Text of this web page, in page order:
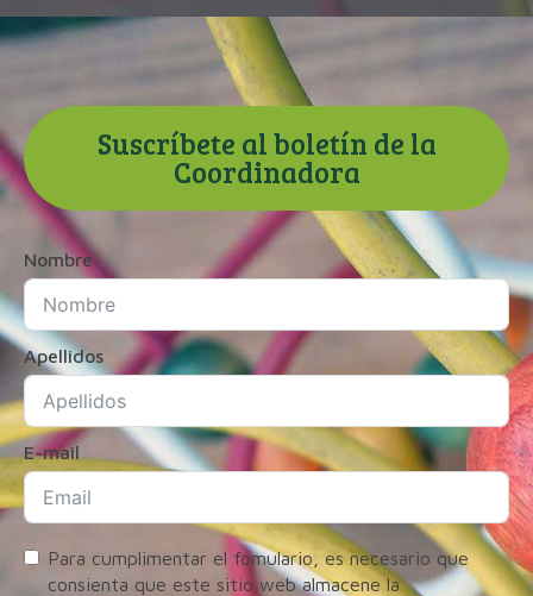
Suscríbete al boletín de la
Coordinadora
Nombre
Apellidos
E-mail
Para cumplimentar el fomulario, es necesario que
consienta que este sitio web almacene la